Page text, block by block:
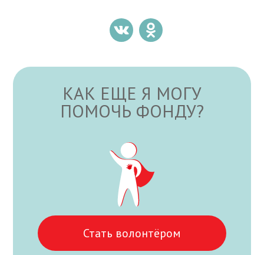
КАК ЕЩЕ Я МОГУ
ПОМОЧЬ ФОНДУ?
Стать волонтёром